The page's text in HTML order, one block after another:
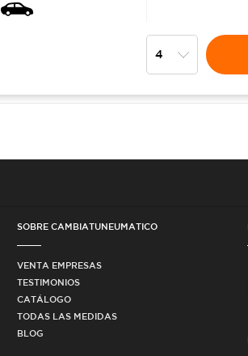
SOBRE CAMBIATUNEUMATICO
VENTA EMPRESAS
TESTIMONIOS
CATÁLOGO
TODAS LAS MEDIDAS
BLOG